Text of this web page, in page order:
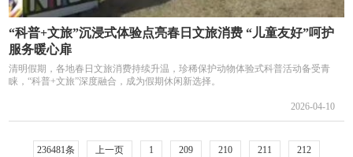
“科普+文旅”沉浸式体验点亮春日文旅消费 “儿童友好”呵护
服务暖心扉
清明假期，各地春日文旅消费持续升温，珍稀保护动物体验式科普活动备受青
睐，“科普+文旅”深度融合，成为假期休闲新选择。
2026-04-10
236481条 上一页 1 209 210 211 212